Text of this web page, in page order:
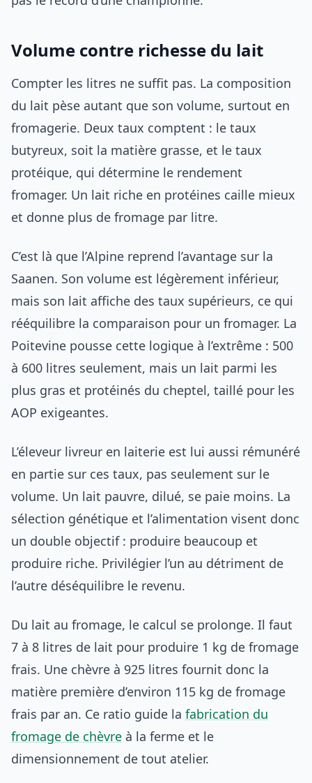
Volume contre richesse du lait
Compter les litres ne suffit pas. La composition
du lait pèse autant que son volume, surtout en
fromagerie. Deux taux comptent : le taux
butyreux, soit la matière grasse, et le taux
protéique, qui détermine le rendement
fromager. Un lait riche en protéines caille mieux
et donne plus de fromage par litre.
C’est là que l’Alpine reprend l’avantage sur la
Saanen. Son volume est légèrement inférieur,
mais son lait affiche des taux supérieurs, ce qui
rééquilibre la comparaison pour un fromager. La
Poitevine pousse cette logique à l’extrême : 500
à 600 litres seulement, mais un lait parmi les
plus gras et protéinés du cheptel, taillé pour les
AOP exigeantes.
L’éleveur livreur en laiterie est lui aussi rémunéré
en partie sur ces taux, pas seulement sur le
volume. Un lait pauvre, dilué, se paie moins. La
sélection génétique et l’alimentation visent donc
un double objectif : produire beaucoup et
produire riche. Privilégier l’un au détriment de
l’autre déséquilibre le revenu.
Du lait au fromage, le calcul se prolonge. Il faut
7 à 8 litres de lait pour produire 1 kg de fromage
frais. Une chèvre à 925 litres fournit donc la
matière première d’environ 115 kg de fromage
frais par an. Ce ratio guide la fabrication du
fromage de chèvre à la ferme et le
dimensionnement de tout atelier.